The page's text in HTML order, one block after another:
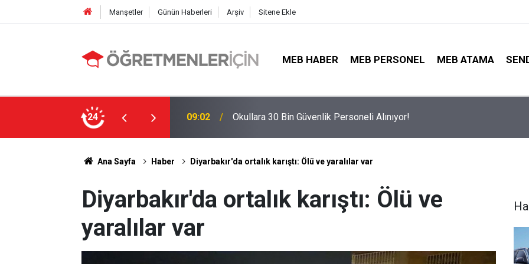
Manşetler Günün Haberleri Arşiv Sitene Ekle
MEB HABER MEB PERSONEL MEB ATAMA
24 19:01 MEBBİS Tercihleri Açıldı: Puan Farkı Tanımayan Öncelik Hangi Alanın
Ana Sayfa Haber Diyarbakır'da ortalık karıştı: Ölü ve yaralılar var
Diyarbakır'da ortalık karıştı: Ölü ve
yaralılar var